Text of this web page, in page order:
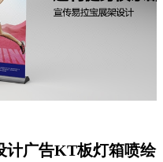
计广告KT板灯箱喷绘